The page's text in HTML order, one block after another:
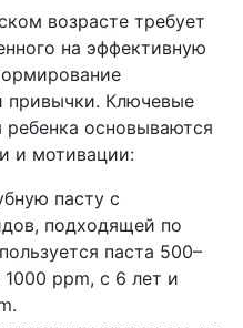
возрасте требует
на эффективную
привычки. Ключевые
основываются
и мотивации:
пасту с
подходящей по
паста 500–
ppm, с 6 лет и